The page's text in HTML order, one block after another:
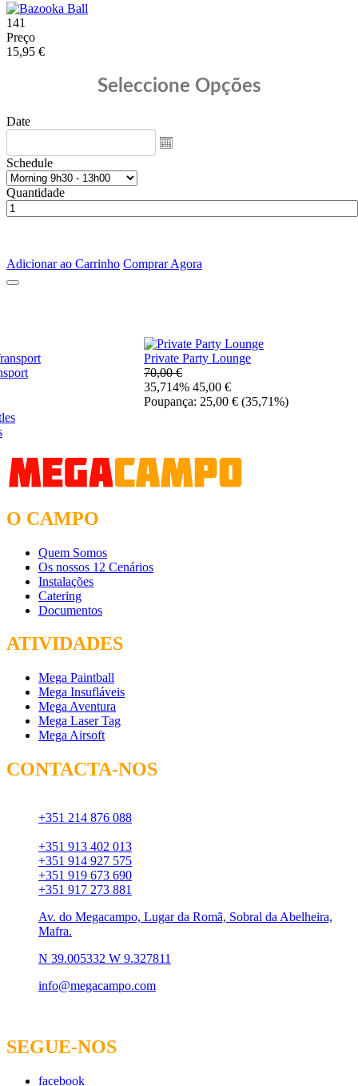
141
Preço
15,95 €
Seleccione Opções
Date
Schedule
Quantidade
Adicionar ao Carrinho Comprar Agora
Private Party Lounge
70,00 €
35,714% 45,00 €
Poupança: 25,00 € (35,71%)
O CAMPO
Quem Somos
Os nossos 12 Cenários
Instalações
Catering
Documentos
ATIVIDADES
Mega Paintball
Mega Insufláveis
Mega Aventura
Mega Laser Tag
Mega Airsoft
CONTACTA-NOS
+351 214 876 088
+351 913 402 013
+351 914 927 575
+351 919 673 690
+351 917 273 881
Av. do Megacampo, Lugar da Romã, Sobral da Abelheira,
Mafra.
N 39.005332 W 9.327811
info@megacampo.com
SEGUE-NOS
facebook